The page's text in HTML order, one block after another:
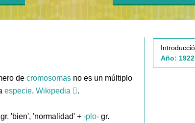
de cromosomas no es un múltiplo
especie. Wikipedia .
'bien', 'normalidad' + -plo- gr.
Año: 1922